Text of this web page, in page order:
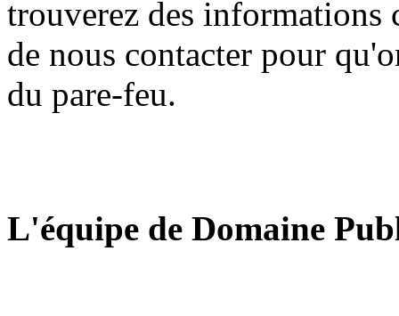
trouverez des informations
de nous contacter pour
du pare-feu.
L'équipe de Domaine